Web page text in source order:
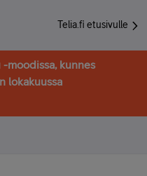
Telia.fi etusivulle
moodissa, kunnes
lokakuussa